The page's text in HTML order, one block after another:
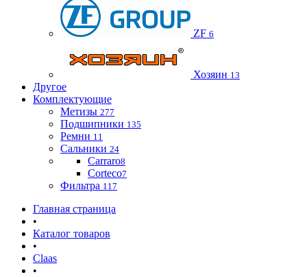
ZF 6
Хозяин 13
Другое
Комплектующие
Метизы 277
Подшипники 135
Ремни 11
Сальники 24
Carraro8
Corteco7
Фильтра 117
Главная страница
•
Каталог товаров
•
Claas
•